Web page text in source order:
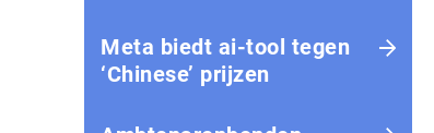
Meta biedt ai-tool tegen
‘Chinese’ prijzen